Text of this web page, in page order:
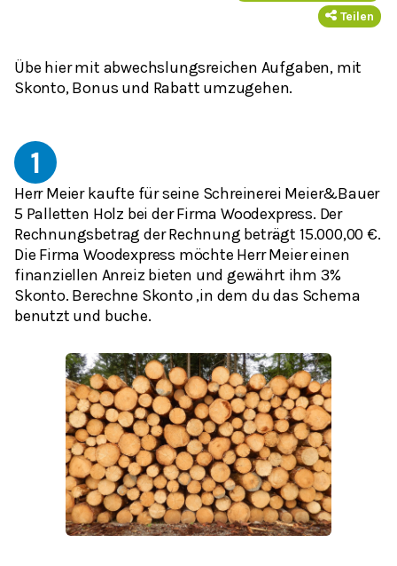
Teilen
Übe hier mit abwechslungsreichen Aufgaben, mit
Skonto, Bonus und Rabatt umzugehen.
1
Herr Meier kaufte für seine Schreinerei Meier&Bauer
5 Palletten Holz bei der Firma Woodexpress. Der
Rechnungsbetrag der Rechnung beträgt 15.000,00 €.
Die Firma Woodexpress möchte Herr Meier einen
finanziellen Anreiz bieten und gewährt ihm 3%
Skonto. Berechne Skonto ,in dem du das Schema
benutzt und buche.